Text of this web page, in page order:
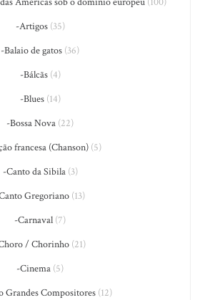
-Artigos(35)
-Balaio de gatos (36)
-Bálcãs(4)
-Blues(14)
-Bossa Nova (22)
francesa (Chanson)(5)
-Canto da Sibila(3)
Gregoriano (13)
-Carnaval (7)
/ Chorinho (21)
-Cinema (5)
Grandes Compositores(12)